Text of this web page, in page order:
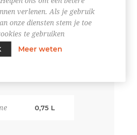
SPECIFICATIES
0,75 L
verlenen. Als je gebruik
onze diensten stem je toe
te gebruiken
Meer weten